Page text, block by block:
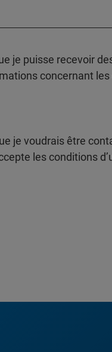
je puisse recevoir
concernant
je voudrais être
les conditions